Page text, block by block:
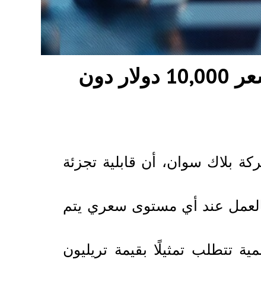
تصميم XRP يُمكّن من الوصول إلى سعر 10,000 دولار دون
بلاك سوان، أن قابلية تجزئة
عند أي مستوى سعري يتم
العالمية تتطلب تمثيلًا بقيمة تريليون